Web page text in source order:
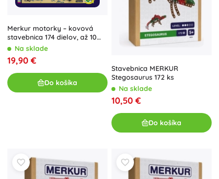
Merkur motorky – kovová
stavebnica 174 dielov, až 10
modelov
Na sklade
19,90 €
Do košíka
Stavebnica MERKUR
Stegosaurus 172 ks
Na sklade
10,50 €
Do košíka